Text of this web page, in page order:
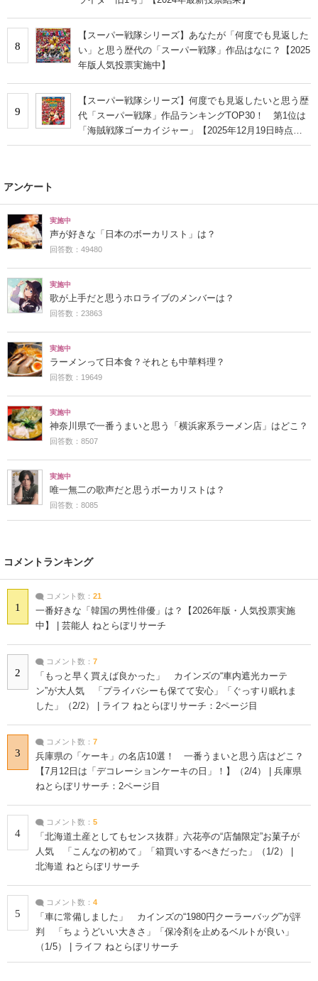
8
【スーパー戦隊シリーズ】あなたが「何度でも見返した
い」と思う歴代の「スーパー戦隊」作品はなに？【2025
年版人気投票実施中】
9
【スーパー戦隊シリーズ】何度でも見返したいと思う歴
代「スーパー戦隊」作品ランキングTOP30！ 第1位は
「海賊戦隊ゴーカイジャー」【2025年12月19日時点の
投票結果】
アンケート
実施中
声が好きな「日本のボーカリスト」は？
回答数：49480
実施中
歌が上手だと思うホロライブのメンバーは？
回答数：23863
実施中
ラーメンって日本食？それとも中華料理？
回答数：19649
実施中
神奈川県で一番うまいと思う「横浜家系ラーメン店」はどこ？
回答数：8507
実施中
唯一無二の歌声だと思うボーカリストは？
回答数：8085
コメントランキング
1
コメント数： 21
一番好きな「韓国の男性俳優」は？【2026年版・人気投票実施
中】 | 芸能人 ねとらぼリサーチ
2
コメント数： 7
「もっと早く買えば良かった」 カインズの“車内遮光カーテ
ン”が大人気 「プライバシーも保てて安心」「ぐっすり眠れま
した」（2/2） | ライフ ねとらぼリサーチ：2ページ目
3
コメント数： 7
兵庫県の「ケーキ」の名店10選！ 一番うまいと思う店はどこ？
【7月12日は「デコレーションケーキの日」！】（2/4） | 兵庫県
ねとらぼリサーチ：2ページ目
4
コメント数： 5
「北海道土産としてもセンス抜群」六花亭の“店舗限定”お菓子が
人気 「こんなの初めて」「箱買いするべきだった」（1/2） |
北海道 ねとらぼリサーチ
5
コメント数： 4
「車に常備しました」 カインズの“1980円クーラーバッグ”が評
判 「ちょうどいい大きさ」「保冷剤を止めるベルトが良い」
（1/5） | ライフ ねとらぼリサーチ